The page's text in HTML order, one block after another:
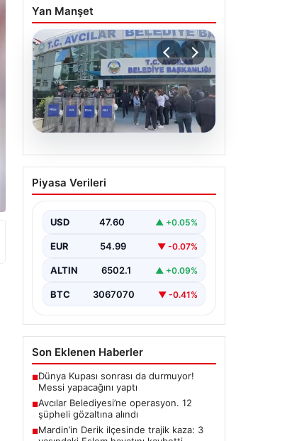
Yan Manşet
05.08.2026
Avcılar Belediyesi’ne
operasyon. 12 şüpheli
Piyasa Verileri
USD 47.60 ▲ +0.05%
EUR 54.99 ▼ -0.07%
ALTIN 6502.1 ▲ +0.09%
BTC 3067070 ▼ -0.41%
Son Eklenen Haberler
■Dünya Kupası sonrası da durmuyor!
Messi yapacağını yaptı
■Avcılar Belediyesi’ne operasyon. 12
şüpheli gözaltına alındı
■Mardin’in Derik ilçesinde trajik kaza: 3